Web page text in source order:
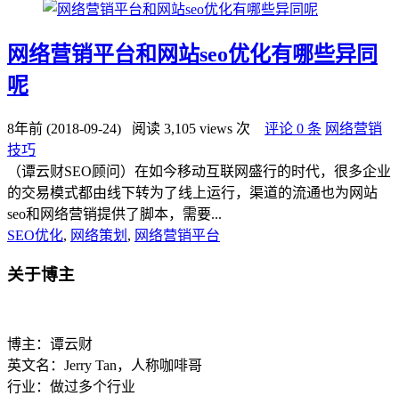
网络营销平台和网站seo优化有哪些异同
呢
8年前 (2018-09-24) 阅读 3,105 views 次 评论 0 条 网络营销
技巧
（谭云财SEO顾问）在如今移动互联网盛行的时代，很多企业
的交易模式都由线下转为了线上运行，渠道的流通也为网站
seo和网络营销提供了脚本，需要...
SEO优化, 网络策划 , 网络营销平台
关于博主
博主：谭云财
英文名：Jerry Tan，人称咖啡哥
行业：做过多个行业